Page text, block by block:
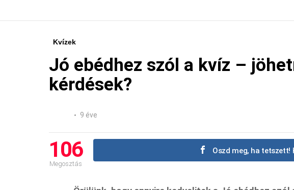
Kvízek
Jó ebédhez szól a kvíz –
kérdések?
9 éve
106
Megosztás
Oszd meg, ha tetszett!